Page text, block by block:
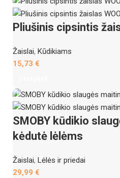
Pliušinis cipsintis
Žaislai, Kūdikiams
15,73 €
SMOBY kūdikio
kėdutė lėlėms
Žaislai, Lėlės ir priedai
29,99 €